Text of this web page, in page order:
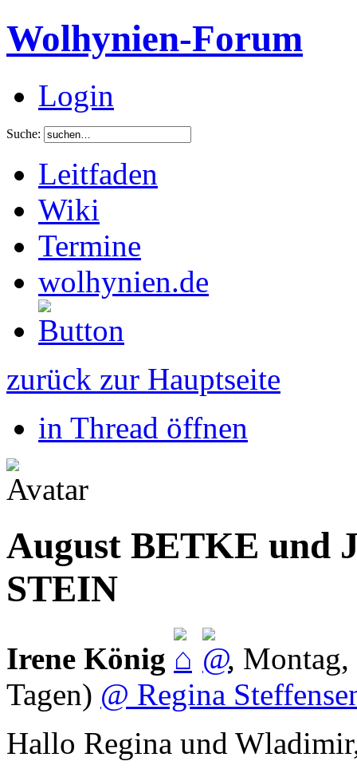
Wolhynien-Forum
Login
Suche:
Leitfaden
Wiki
Termine
wolhynien.de
zurück zur Hauptseite
in Thread öffnen
August BETKE und
STEIN
Irene König ,
Tagen) @ Regina
Hallo Regina und